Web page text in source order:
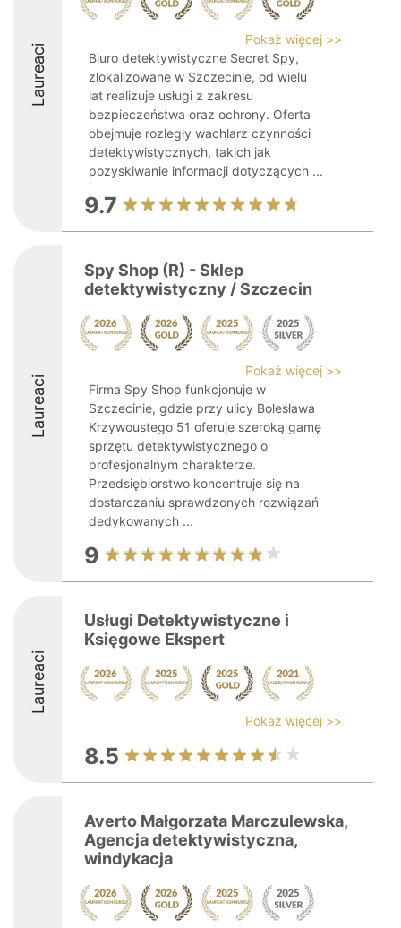
Laureaci
Pokaż więcej >>
Biuro detektywistyczne Secret Spy,
zlokalizowane w Szczecinie, od wielu
lat realizuje usługi z zakresu
bezpieczeństwa oraz ochrony. Oferta
obejmuje rozległy wachlarz czynności
detektywistycznych, takich jak
pozyskiwanie informacji dotyczących ...
9.7
Laureaci
Spy Shop (R) - Sklep
detektywistyczny / Szczecin
Pokaż więcej >>
Firma Spy Shop funkcjonuje w
Szczecinie, gdzie przy ulicy Bolesława
Krzywoustego 51 oferuje szeroką gamę
sprzętu detektywistycznego o
profesjonalnym charakterze.
Przedsiębiorstwo koncentruje się na
dostarczaniu sprawdzonych rozwiązań
dedykowanych ...
9
Laureaci
Usługi Detektywistyczne i
Księgowe Ekspert
Pokaż więcej >>
8.5
Averto Małgorzata Marczulewska,
Agencja detektywistyczna,
windykacja